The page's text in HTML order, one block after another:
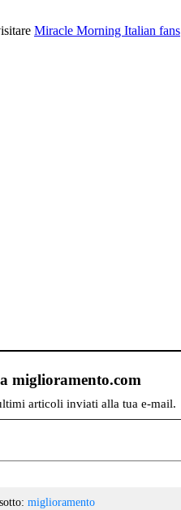
Miracle Morning Italian fans
miglioramento.com
articoli inviati alla tua e-mail.
miglioramento